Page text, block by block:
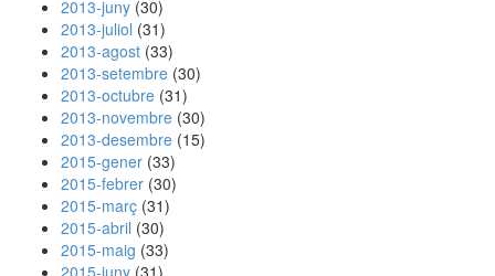
2013-juny (30)
2013-juliol (31)
2013-agost (33)
2013-setembre (30)
2013-octubre (31)
2013-novembre (30)
2013-desembre (15)
2015-gener (33)
2015-febrer (30)
2015-març (31)
2015-abril (30)
2015-maig (33)
2015-juny (31)